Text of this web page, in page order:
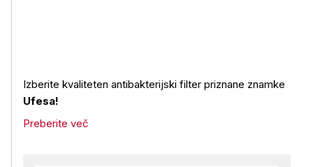
Izberite kvaliteten antibakterijski filter priznane znamke
Ufesa!
Preberite več